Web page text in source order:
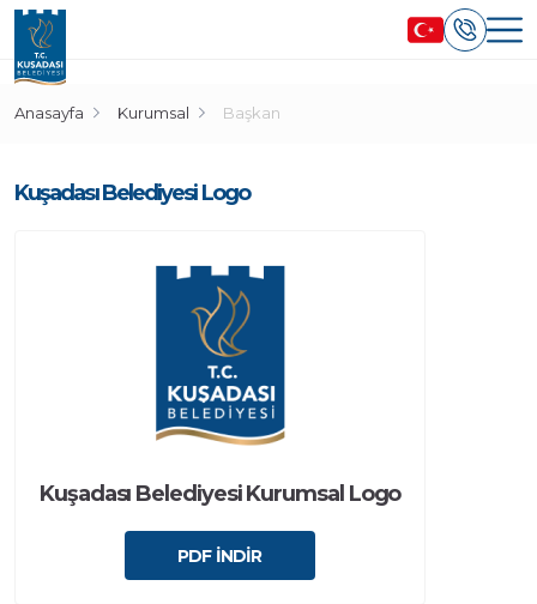
Anasayfa Kurumsal Başkan
Kuşadası Belediyesi Logo
Kuşadası Belediyesi Kurumsal Logo
PDF İNDİR